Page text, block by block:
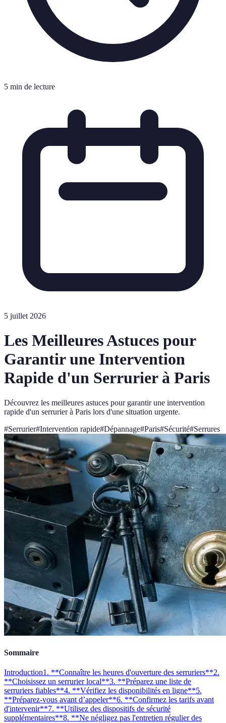
5 min de lecture
5 juillet 2026
Les Meilleures Astuces pour
Garantir une Intervention
Rapide d'un Serrurier à Paris
Découvrez les meilleures astuces pour garantir une intervention
rapide d'un serrurier à Paris lors d'une situation urgente.
#Serrurier#Intervention rapide#Dépannage#Paris#Sécurité#Serrures
Sommaire
Introduction1. **Connaître les heures d'ouverture des serruriers**2.
**Choisissez un serrurier local**3. **Préparez une liste de
serruriers fiables**4. **Vérifiez les disponibilités en ligne**5.
**Préparez-vous avant d’appeler**6. **Confirmez les tarifs avant
d'intervenir**7. **Utilisez des dispositifs de sécurité
supplémentaires**8. **Ne négligez pas l'entretien régulier des